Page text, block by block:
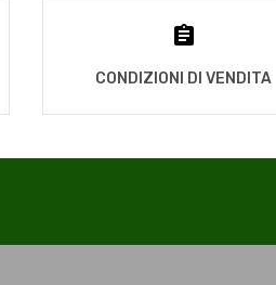
CONDIZIONI DI VENDITA